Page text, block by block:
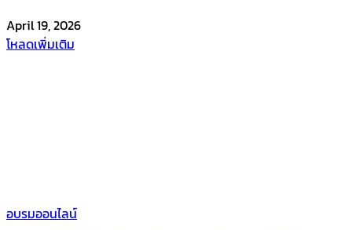
April 19, 2026
โหลดเพิ่มเติม
อบรมออนไลน์